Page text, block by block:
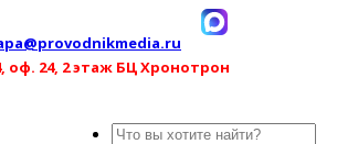
оф. 24, 2 этаж БЦ Хронотрон